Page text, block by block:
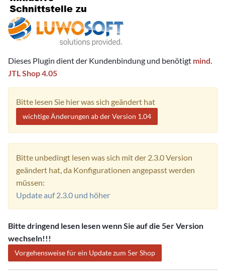
Dieses Plugin dient der Kundenbindung und benötigt mind.
JTL Shop 4.05
Bitte lesen Sie hier was sich geändert hat
wichtige Änderungen ab der Version 1.04
Bitte unbedingt lesen was sich mit der 2.3.0 Version
geändert hat, da Konfigurationen angepasst werden
müssen:
Update auf 2.3.0 und höher
Bitte dringend lesen lesen wenn Sie auf die 5er Version
wechseln!!!
Vorgehensweise für ein Update zum 5er Shop